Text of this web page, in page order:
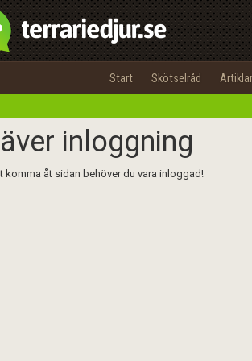
Start Skötselråd Artiklar
inloggning
komma åt sidan behöver du vara inloggad!